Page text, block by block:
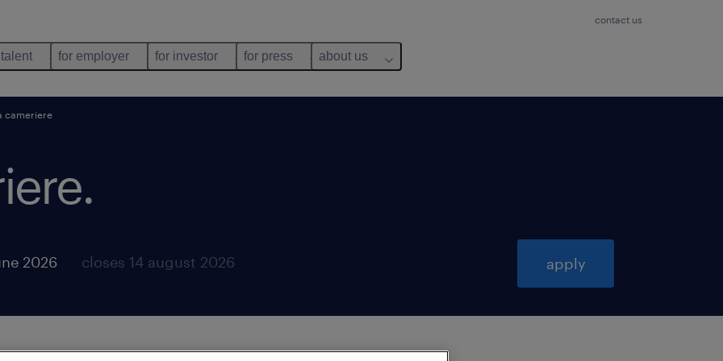
contact us
for employer for investor for press about us
cameriere
.
2026 closes 14 august 2026 apply